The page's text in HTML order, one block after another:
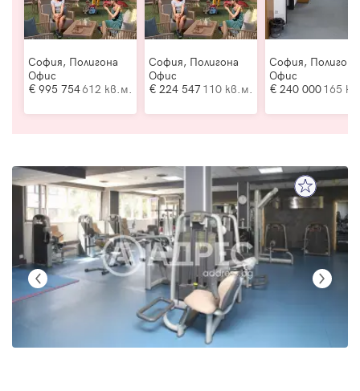
София, Полигона
Офис
995 754612 кв.м.
София, Полигона
Офис
224 547 110 кв.м.
София, Полигона
Офис
240 000165